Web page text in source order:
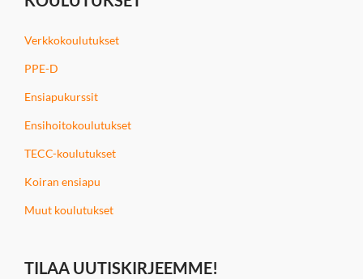
Verkkokoulutukset
PPE-D
Ensiapukurssit
Ensihoitokoulutukset
TECC-koulutukset
Koiran ensiapu
Muut koulutukset
TILAA UUTISKIRJEEMME!